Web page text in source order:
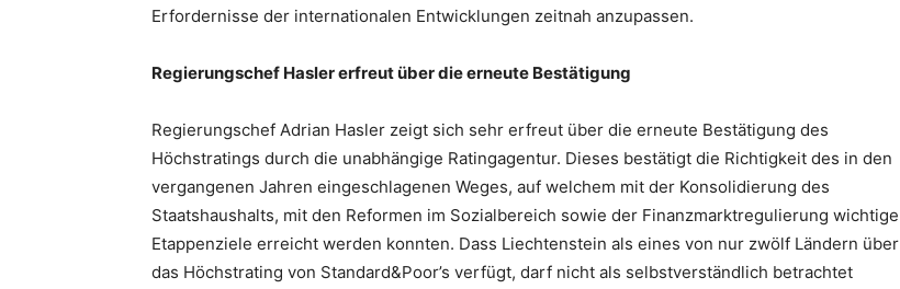
Erfordernisse der internationalen Entwicklungen zeitnah anzupassen.
Regierungschef Hasler erfreut über die erneute Bestätigung
Regierungschef Adrian Hasler zeigt sich sehr erfreut über die erneute Bestätigung des
Höchstratings durch die unabhängige Ratingagentur. Dieses bestätigt die Richtigkeit des in den
vergangenen Jahren eingeschlagenen Weges, auf welchem mit der Konsolidierung des
Staatshaushalts, mit den Reformen im Sozialbereich sowie der Finanzmarktregulierung wichtige
Etappenziele erreicht werden konnten. Dass Liechtenstein als eines von nur zwölf Ländern über
das Höchstrating von Standard&Poor’s verfügt, darf nicht als selbstverständlich betrachtet